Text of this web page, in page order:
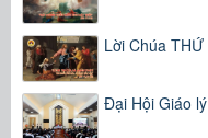
Lời Chúa
Đại Hội Giáo